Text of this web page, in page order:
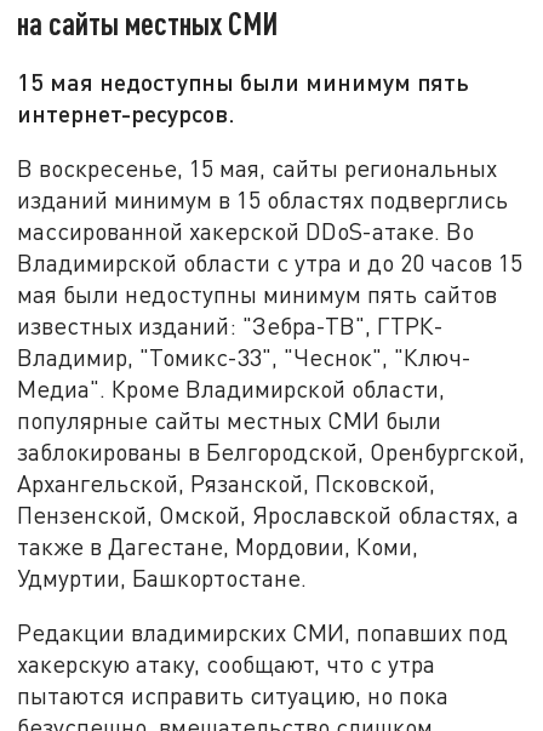
на сайты местных СМИ
15 мая недоступны были минимум пять
интернет-ресурсов.
В воскресенье, 15 мая, сайты региональных
изданий минимум в 15 областях подверглись
массированной хакерской DDoS-атаке. Во
Владимирской области с утра и до 20 часов 15
мая были недоступны минимум пять сайтов
известных изданий: "Зебра-ТВ", ГТРК-
Владимир, "Томикс-33", "Чеснок", "Ключ-
Медиа". Кроме Владимирской области,
популярные сайты местных СМИ были
заблокированы в Белгородской, Оренбургской,
Архангельской, Рязанской, Псковской,
Пензенской, Омской, Ярославской областях, а
также в Дагестане, Мордовии, Коми,
Удмуртии, Башкортостане.
Редакции владимирских СМИ, попавших под
хакерскую атаку, сообщают, что с утра
пытаются исправить ситуацию, но пока